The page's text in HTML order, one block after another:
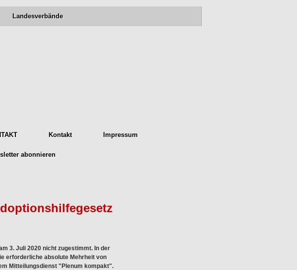
Landesverbände
Kontakt Impressum
abonnieren
3. Juli 2020 nicht zugestimmt. In der
erforderliche absolute Mehrheit von
Mitteilungsdienst "Plenum kompakt".